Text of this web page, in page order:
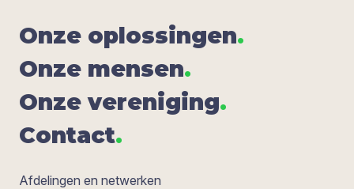
Onze oplos­sin­gen.
Onze men­sen.
Onze ver­e­ni­ging.
Con­tact.
Afdelingen en netwerken